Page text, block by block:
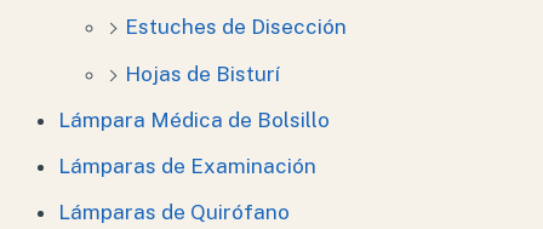
Estuches de Disección
Hojas de Bisturí
Lámpara Médica de Bolsillo
Lámparas de Examinación
Lámparas de Quirófano